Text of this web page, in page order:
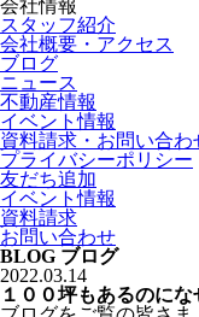
会社情報
スタッフ紹介
会社概要・アクセス
ブログ
ニュース
不動産情報
イベント情報
資料請求・お問い合わ
プライバシーポリシー
友だち追加
イベント情報
資料請求
お問い合わせ
BLOG ブログ
2022.03.14
１００坪もあるのにな